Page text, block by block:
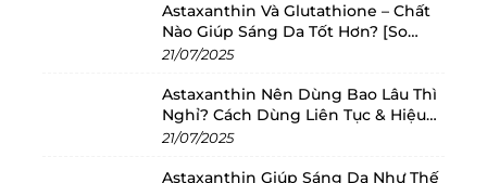
Astaxanthin Và Glutathione – Chất
Nào Giúp Sáng Da Tốt Hơn? [So
Sánh 2025]
21/07/2025
Astaxanthin Nên Dùng Bao Lâu Thì
Nghỉ? Cách Dùng Liên Tục & Hiệu
Quả Nhất
21/07/2025
Astaxanthin Giúp Sáng Da Như Thế